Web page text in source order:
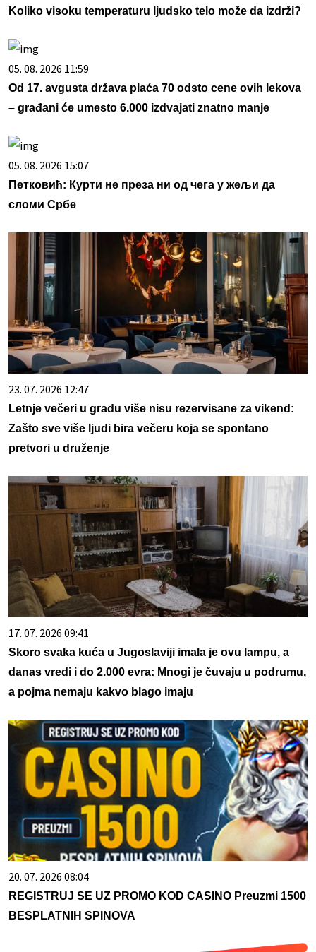
Koliko visoku temperaturu ljudsko telo može da izdrži?
05. 08. 2026 11:59
Od 17. avgusta država plaća 70 odsto cene ovih lekova
– građani će umesto 6.000 izdvajati znatno manje
05. 08. 2026 15:07
Петковић: Курти не преза ни од чега у жељи да
сломи Србе
23. 07. 2026 12:47
Letnje večeri u gradu više nisu rezervisane za vikend:
Zašto sve više ljudi bira večeru koja se spontano
pretvori u druženje
17. 07. 2026 09:41
Skoro svaka kuća u Jugoslaviji imala je ovu lampu, a
danas vredi i do 2.000 evra: Mnogi je čuvaju u podrumu,
a pojma nemaju kakvo blago imaju
20. 07. 2026 08:04
REGISTRUJ SE UZ PROMO KOD CASINO Preuzmi 1500
BESPLATNIH SPINOVA